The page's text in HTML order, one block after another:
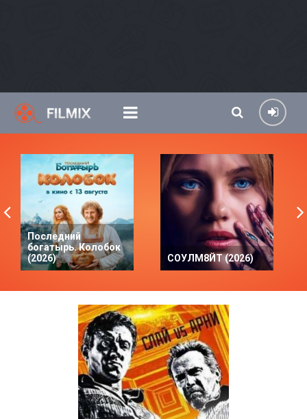
Последний
богатырь. Колобок
(2026)
СОУЛМ8ЙТ (2026)